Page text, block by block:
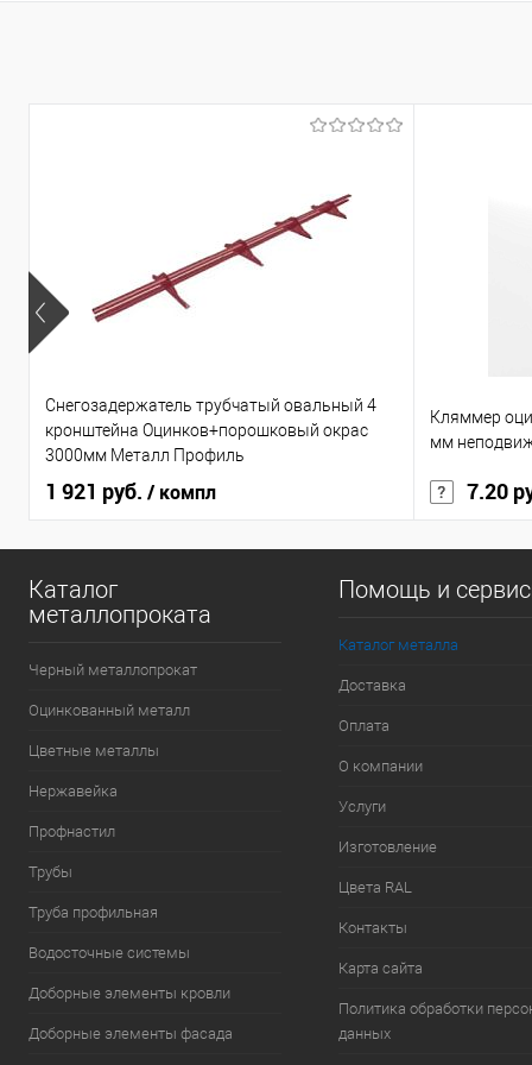
7004 (серый), RAL 7016 (серый),
(коричневый), RAL 9003 (белый),
3011 (красный), RAL 5005 (синий),
RAL 6005 (зеленый), RAL 7004
(серый), RAL 7024 (серый), RAL
8017 (коричневый), RAL 8019
(коричневый), RAL 9005 (черный),
Снегозадержатель трубчатый овальный 4
кронштейна Оцинков+порошковый окрас
3000мм Металл Профиль
1 921 руб. / компл
Кляммер
мм
7.20
Каталог
металлопроката
Черный металлопрокат
Оцинкованный металл
Цветные металлы
Нержавейка
Профнастил
Трубы
Труба профильная
Водосточные системы
Доборные элементы кровли
Доборные элементы фасада
Помощь и
Каталог металла
Доставка
Оплата
О компании
Услуги
Изготовление
Цвета RAL
Контакты
Карта сайта
Политика обработки
данных